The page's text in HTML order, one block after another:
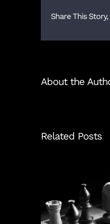
Share This
About the
Related Posts